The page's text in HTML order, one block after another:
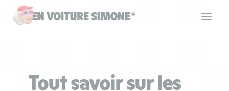
Permis de conduire
Tout savoir sur les